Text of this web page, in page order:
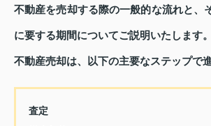
不動産を売却する際の一般的な流れと、
に要する期間についてご説明いたします。
不動産売却は、以下の主要なステップで
査定